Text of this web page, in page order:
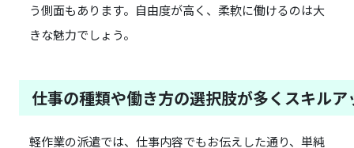
う側面もあります。自由度が高く、柔軟に働けるのは大
きな魅力でしょう。
仕事の種類や働き方の選択肢が多くスキル
軽作業の派遣では、仕事内容でもお伝えした通り、単純